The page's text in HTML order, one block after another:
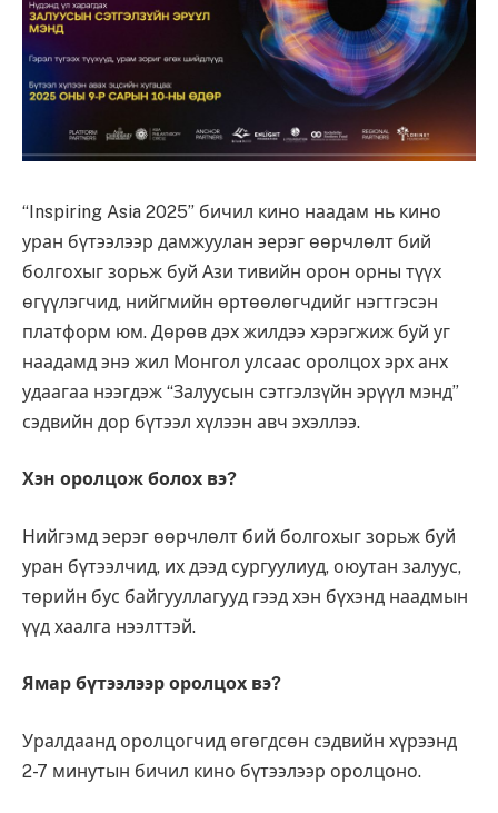
“Inspiring Asia 2025” бичил кино наадам нь кино
уран бүтээлээр дамжуулан эерэг өөрчлөлт бий
болгохыг зорьж буй Ази тивийн орон орны түүх
өгүүлэгчид, нийгмийн өртөөлөгчдийг нэгтгэсэн
платформ юм. Дөрөв дэх жилдээ хэрэгжиж буй уг
наадамд энэ жил Монгол улсаас оролцох эрх анх
удаагаа нээгдэж “Залуусын сэтгэлзүйн эрүүл мэнд”
сэдвийн дор бүтээл хүлээн авч эхэллээ.
Хэн оролцож болох вэ?
Нийгэмд эерэг өөрчлөлт бий болгохыг зорьж буй
уран бүтээлчид, их дээд сургуулиуд, оюутан залуус,
төрийн бус байгууллагууд гээд хэн бүхэнд наадмын
үүд хаалга нээлттэй.
Ямар бүтээлээр оролцох вэ?
Уралдаанд оролцогчид өгөгдсөн сэдвийн хүрээнд
2-7 минутын бичил кино бүтээлээр оролцоно.